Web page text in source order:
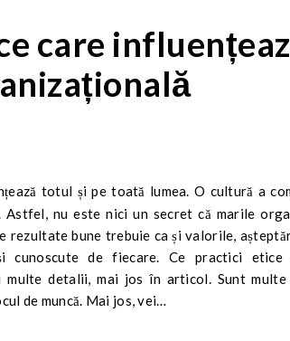
care
nu este nici un secret că marile
rezultate bune trebuie ca și valorile,
cunoscute de fiecare. Ce practici
multe detalii, mai jos în articol. Sunt
de muncă. Mai jos, vei…